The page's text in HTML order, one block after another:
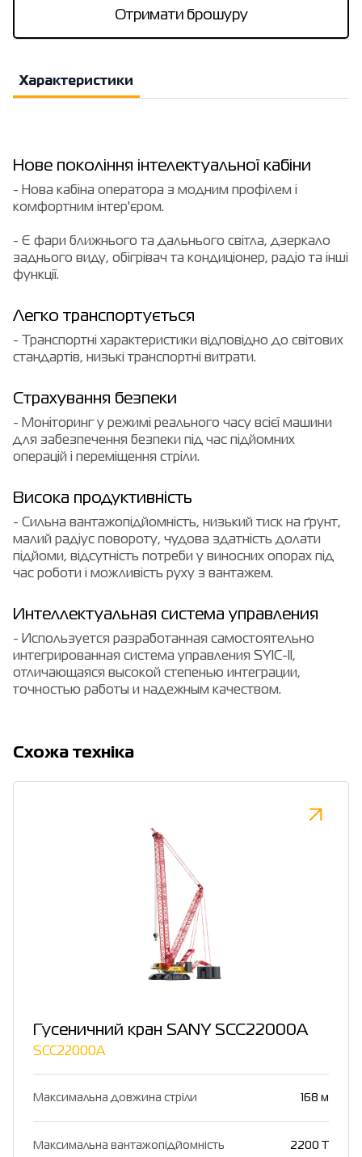
Отримати брошуру
Характеристики
Нове покоління інтелектуальної кабіни
- Нова кабіна оператора з модним профілем і
комфортним інтер'єром.
- Є фари ближнього та дальнього світла, дзеркало
заднього виду, обігрівач та кондиціонер, радіо та інші
функції.
Легко транспортується
- Транспортні характеристики відповідно до світових
стандартів, низькі транспортні витрати.
Страхування безпеки
- Моніторинг у режимі реального часу всієї машини
для забезпечення безпеки під час підйомних
операцій і переміщення стріли.
Висока продуктивність
- Сильна вантажопідйомність, низький тиск на ґрунт,
малий радіус повороту, чудова здатність долати
підйоми, відсутність потреби у виносних опорах під
час роботи і можливість руху з вантажем.
Интеллектуальная система управления
- Используется разработанная самостоятельно
интегрированная система управления SYIC-II,
отличающаяся высокой степенью интеграции,
точностью работы и надежным качеством.
Cхожа техніка
Гусеничний кран SANY SCC22000A
SCC22000A
Максимальна довжина стріли 168 м
Максимальна вантажопідйомність 2200 Т